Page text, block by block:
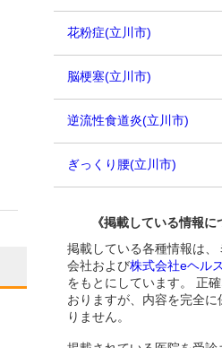
花粉症(立川市)
脳梗塞(立川市)
逆流性食道炎(立川市)
ぎっくり腰(立川市)
《掲載している情報に
掲載している各種情報は
会社および株式会社eヘル
をもとにしています。 正
おりますが、内容を完全
りません。